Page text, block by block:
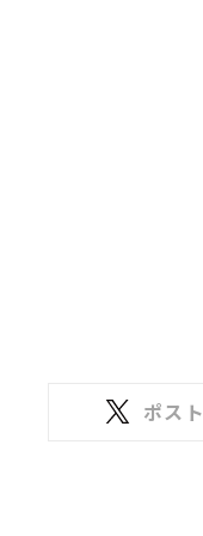
ポスト